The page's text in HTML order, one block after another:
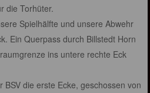
die Torhüter.
Spielhälfte und unsere Abwehr
Ein Querpass durch Billstedt Horn
ins untere rechte Eck
die erste Ecke, geschossen von